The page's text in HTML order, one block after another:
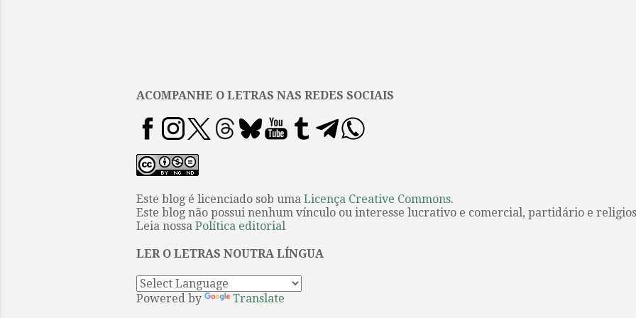
ACOMPANHE O LETRAS NAS REDES SOCIAIS
Este blog é licenciado sob uma Licença Creative Commons.
Este blog não possui nenhum vínculo ou interesse lucrativo e comercial, partidário e
Leia nossa Política editorial
LER O LETRAS NOUTRA LÍNGUA
Powered by Translate